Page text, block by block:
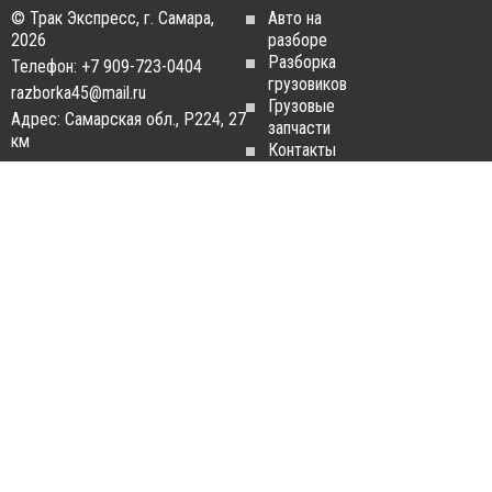
© Трак Экспресс, г. Самара,
2026
Телефон: +7 909-723-0404
razborka45@mail.ru
Адрес: Самарская обл., Р224, 27
км
Авто на
разборе
Разборка
грузовиков
Грузовые
запчасти
Контакты